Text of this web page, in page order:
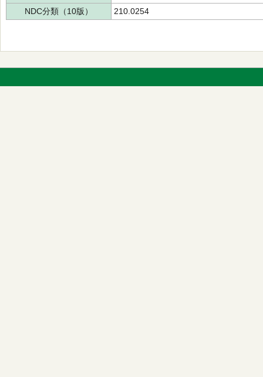
NDC分類（10版）
210.0254